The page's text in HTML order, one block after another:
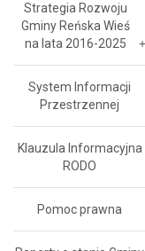
Strategia Rozwoju
Gminy Reńska Wieś
na lata 2016-2025
System Informacji
Przestrzennej
Klauzula Informacyjna
RODO
Pomoc prawna